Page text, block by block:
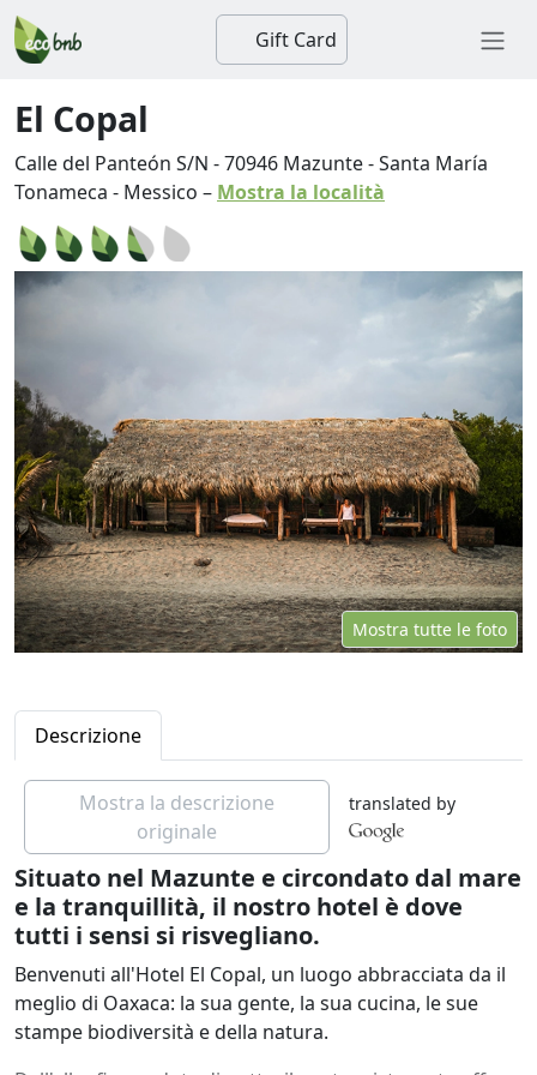
Gift Card
El Copal
Calle del Panteón S/N -70946 Mazunte-Santa María
Tonameca - Messico – Mostra la località
Mostra tutte le foto
Descrizione
Mostra la descrizione
originale
translated by
Situato nel Mazunte e circondato dal mare
e la tranquillità, il nostro hotel è dove
tutti i sensi si risvegliano.
Benvenuti all'Hotel El Copal, un luogo abbracciata da il
meglio di Oaxaca: la sua gente, la sua cucina, le sue
stampe biodiversità e della natura.